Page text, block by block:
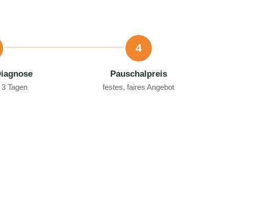
Tagen
4
Pauschalpreis
festes, faires Angebot